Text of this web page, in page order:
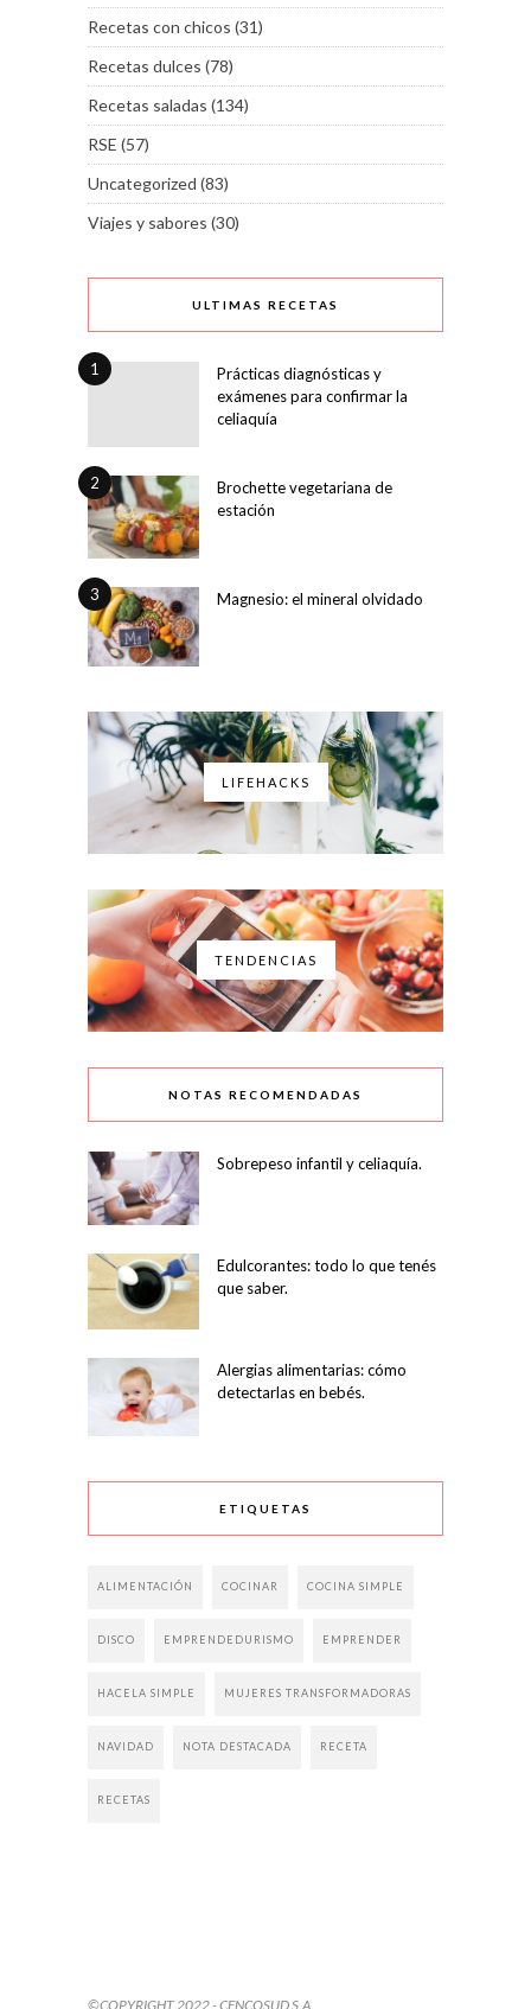
Recetas con chicos (31)
Recetas dulces (78)
Recetas saladas (134)
RSE (57)
Uncategorized (83)
Viajes y sabores (30)
ULTIMAS RECETAS
1
Prácticas diagnósticas y
exámenes para confirmar la
celiaquía
2
Brochette vegetariana de
estación
3 Magnesio: el mineral olvidado
LIFEHACKS
TENDENCIAS
NOTAS RECOMENDADAS
Sobrepeso infantil y celiaquía.
Edulcorantes: todo lo que tenés
que saber.
Alergias alimentarias: cómo
detectarlas en bebés.
ETIQUETAS
ALIMENTACIÓN COCINAR COCINA SIMPLE
DISCO EMPRENDEDURISMO EMPRENDER
HACELA SIMPLE MUJERES TRANSFORMADORAS
NAVIDAD NOTA DESTACADA RECETA
RECETAS
©COPYRIGHT 2022 - CENCOSUD S.A.